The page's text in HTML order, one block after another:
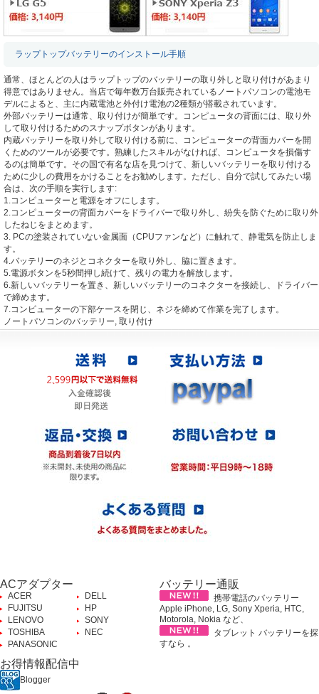
ラップトップバッテリーのインストール手順
通常、ほとんどの人はラップトップのバッテリーの取り外しと取り付けがあまり
得意ではありません。当店で毎年数万台販売されているノートパソコンの電池モ
デルによると、主に内蔵電池と外付け電池の2種類が搭載されています。
外部バッテリーは通常、取り付けが簡単です。コンピュータの背面には、取り外
して取り付けるためのスナップボタンがあります。
内蔵バッテリーを取り外して取り付ける前に、コンピューターの背面カバーを開
くためのツールが必要です。熟練したスキルがなければ、コンピュータを損傷す
るのは簡単です。その国で有名な店を見つけて、新しいバッテリーを取り付ける
ために少しの費用をかけることをお勧めします。ただし、自分で試してみたい場
合は、次の手順を実行します:
1.コンピューターと電源をオフにします。
2.コンピューターの背面カバーをドライバーで取り外し、紛失を防ぐために取り外
したねじをまとめます。
3. PCの塗装されていない金属面（CPUファンなど）に触れて、静電気を防止しま
す。
4.バッテリーのネジとコネクターを取り外し、脇に置きます。
5.電源ボタンを5秒間押し続けて、残りの電力を解放します。
6.新しいバッテリーを置き、新しいバッテリーのコネクターを接続し、ドライバー
で締めます。
7.コンピューターの下部ケースを閉じ、ネジを締めて作業を完了します。
ノートパソコンのバッテリー, 取り付け
ACアダプター
ACER
DELL
FUJITSU
HP
LENOVO
SONY
TOSHIBA
NEC
PANASONIC
バッテリー通販
携帯電話のバッテリー
Apple iPhone, LG, Sony Xperia, HTC,
Motorola, Nokia など、
タブレット バッテリーを探
すなら 。
お得情報配信中
Blogger